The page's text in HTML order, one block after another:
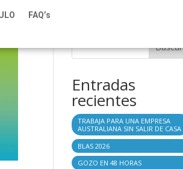
FAQ’s
Buscar
Entradas
recientes
TRABAJA PARA UNA EMPRESA
AUSTRALIANA SIN SALIR DE CASA
BLAS 2026
GOZO EN 48 HORAS